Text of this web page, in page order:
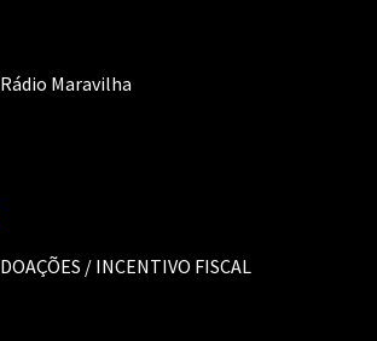
Rádio Maravilha
DOAÇÕES / INCENTIVO FISCAL